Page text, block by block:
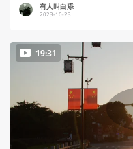
有人叫白添
2023-10-23
19:31